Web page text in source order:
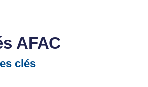
AFAC
clés